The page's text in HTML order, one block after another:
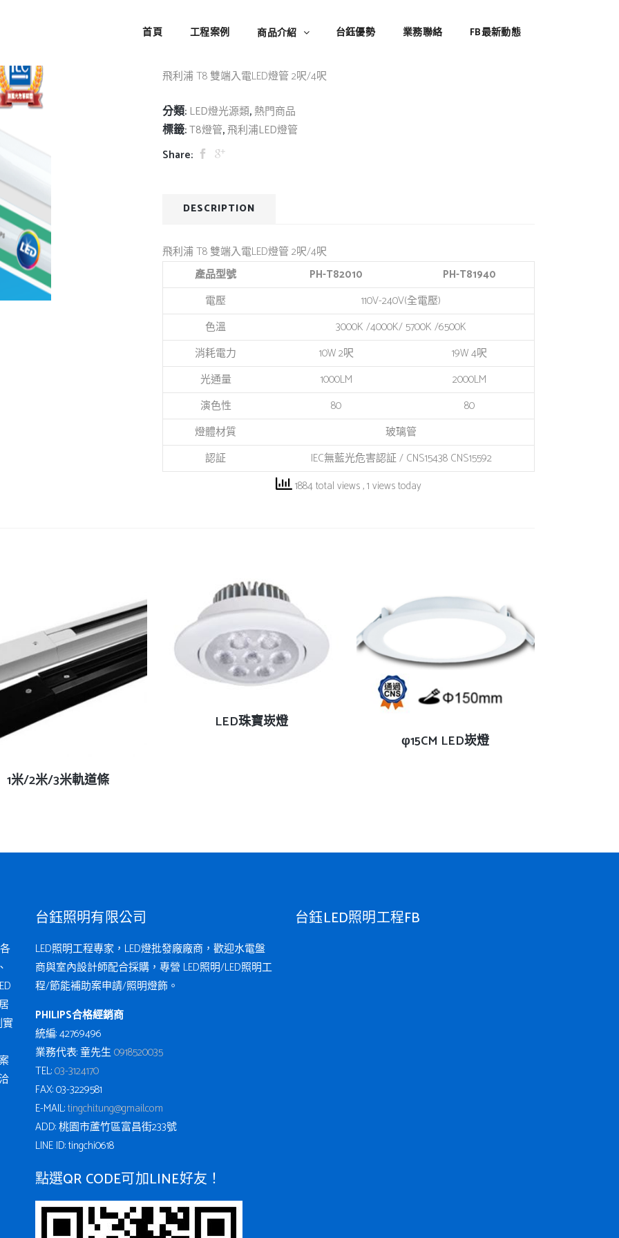
首頁 工程案例 商品介紹 台鈺優勢 業務聯絡 FB最新動態
飛利浦 T8 雙端入電LED燈管 2呎/4呎
飛利浦 T8 雙端入電LED燈管 2呎/4呎
分類: LED燈光源類, 熱門商品
標籤:T8燈管,飛利浦LED燈管
Share:
DESCRIPTION
飛利浦 T8 雙端入電LED燈管 2呎/4呎
產品型號
PH-T82010
PH-T81940
電壓
110V-240V(全電壓)
色溫
3000K /4000K/ 5700K /6500K
消耗電力
10W 2呎
19W 4呎
光通量
1000LM
2000LM
演色性
80
80
燈體材質
玻璃管
認証
IEC無藍光危害認証 / CNS15438 CNS15592
1884 total views, 1 views today
查看內容
1米/2米/3米軌道條
查看內容
LED珠寶崁燈
查看內容
φ15CM LED崁燈
台鈺照明有限公司
LED照明工程專家，LED燈批發廠廠商，歡迎水電盤
商與室內設計師配合採購，專營 LED照明/LED照明工
程/節能補助案申請/照明燈飾。
PHILIPS合格經銷商
統編: 42769496
業務代表: 童先生0918520035
TEL:03-3124170
FAX: 03-3229581
E-MAIL:tingchi.tung@gmail.com
ADD: 桃園市蘆竹區富昌街233號
LINE ID: tingchi0618
點選QR CODE可加LINE好友！
台鈺LED照明工程FB